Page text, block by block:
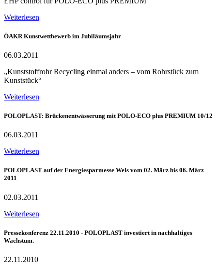
Weiterlesen
ÖAKR Kunstwettbewerb im Jubiläumsjahr
06.03.2011
„Kunststoffrohr Recycling einmal anders – vom Rohrstück zum
Kunststück“
Weiterlesen
POLOPLAST: Brückenentwässerung mit POLO-ECO plus PREMIUM 10/12
06.03.2011
Weiterlesen
POLOPLAST auf der Energiesparmesse Wels vom 02. März bis 06. März
2011
02.03.2011
Weiterlesen
Pressekonferenz 22.11.2010 - POLOPLAST investiert in nachhaltiges
Wachstum.
22.11.2010